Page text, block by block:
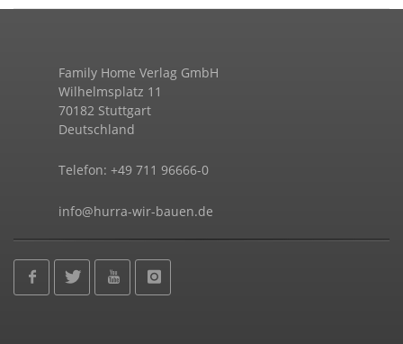
Family Home Verlag GmbH
Wilhelmsplatz 11
70182 Stuttgart
Deutschland
Telefon: +49 711 96666-0
info@hurra-wir-bauen.de